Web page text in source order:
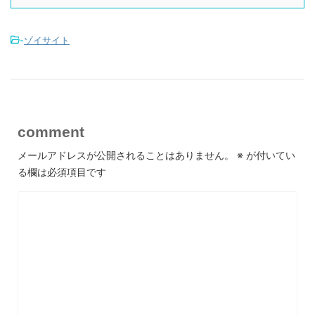
-ゾイサイト
comment
メールアドレスが公開されることはありません。 ※ が付いてい
る欄は必須項目です